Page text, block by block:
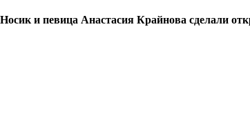
и певица Анастасия Крайнова сделали